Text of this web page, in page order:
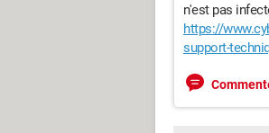
n'est pas
https://
support-